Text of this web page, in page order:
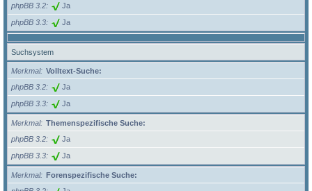
phpBB 3.2
Ja
phpBB 3.3 Ja
Suchsystem
Merkmal
Volltext-Suche:
phpBB 3.2
Ja
phpBB 3.3 Ja
Merkmal
Themenspezifische Suche:
phpBB 3.2
Ja
phpBB 3.3 Ja
Merkmal
Forenspezifische Suche: